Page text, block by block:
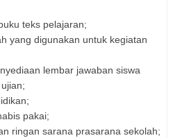
teks pelajaran;
yang digunakan untuk kegiatan
lembar jawaban siswa
pakai;
ringan sarana prasarana sekolah;